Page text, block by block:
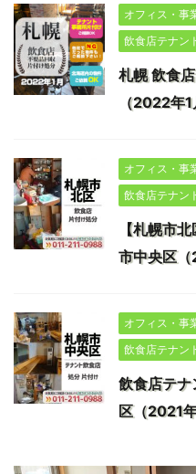
オフィス・事
飲食店テナン
札幌 飲食
（2022年1
オフィス・事
飲食店テナン
【札幌市
市中央区（
オフィス・事
飲食店テナン
飲食店テナ
区（2021